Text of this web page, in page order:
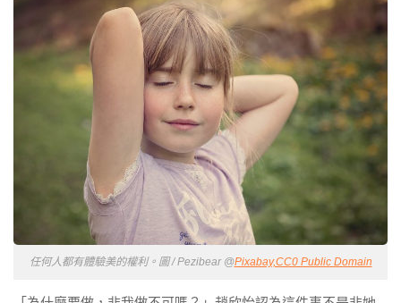
任何人都有體驗美的權利。圖 / Pezibear @Pixabay,CC0 Public Domain